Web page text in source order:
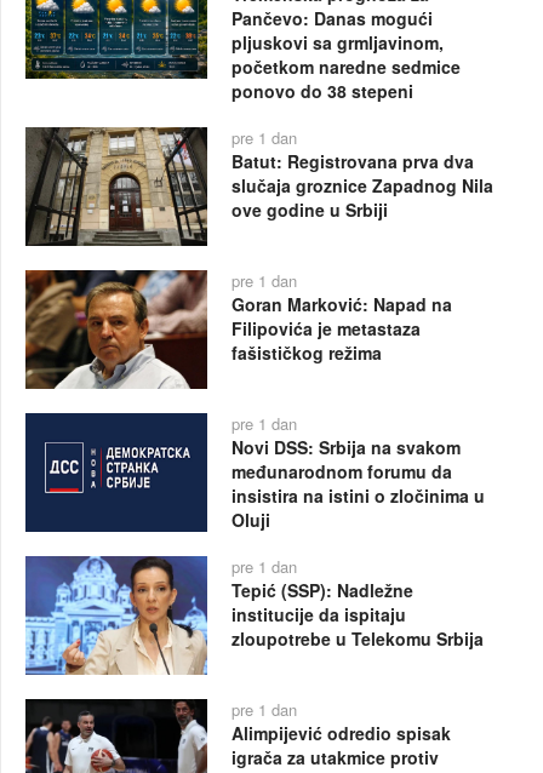
Pančevo: Danas mogući
pljuskovi sa grmljavinom,
početkom naredne sedmice
ponovo do 38 stepeni
pre 1 dan
Batut: Registrovana prva dva
slučaja groznice Zapadnog Nila
ove godine u Srbiji
pre 1 dan
Goran Marković: Napad na
Filipovića je metastaza
fašističkog režima
pre 1 dan
Novi DSS: Srbija na svakom
međunarodnom forumu da
insistira na istini o zločinima u
Oluji
pre 1 dan
Tepić (SSP): Nadležne
institucije da ispitaju
zloupotrebe u Telekomu Srbija
pre 1 dan
Alimpijević odredio spisak
igrača za utakmice protiv